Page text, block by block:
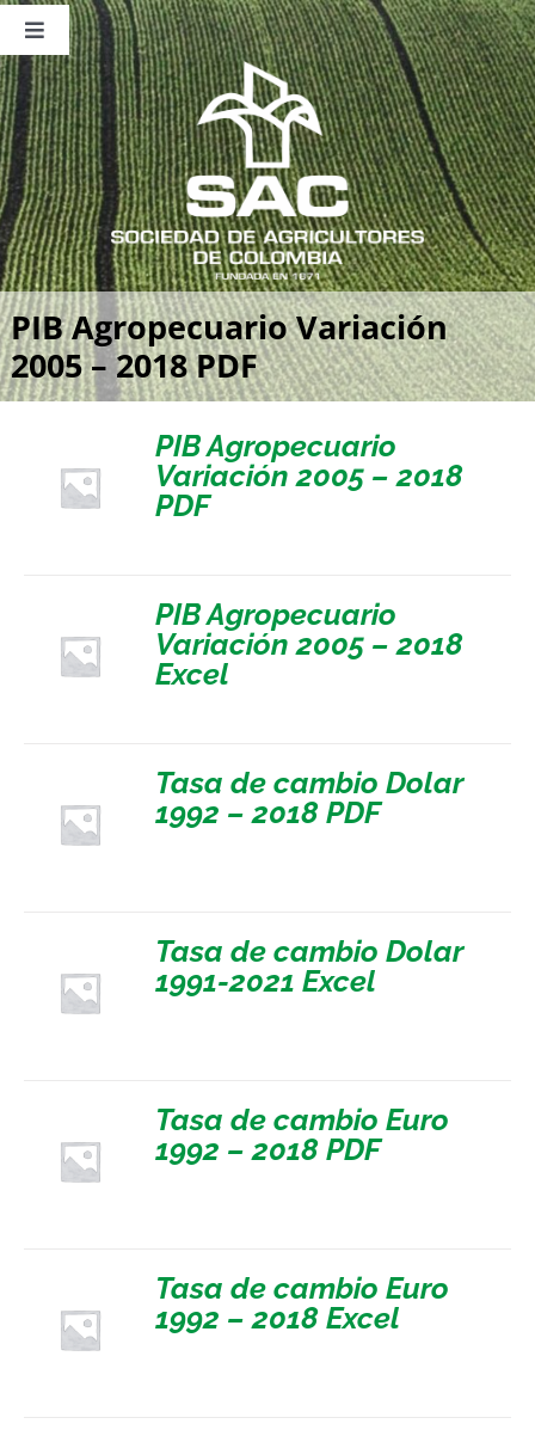
Saltar
contenido
Toggle
Navigation
Nosotros
Publicaciones
Sala de Prensa
Eventos
PIB Agropecuario Variación
2005 – 2018 PDF
PIB Agropecuario
Variación 2005 – 2018
PDF
PIB Agropecuario
Variación 2005 – 2018
Excel
Tasa de cambio Dolar
1992 – 2018 PDF
Tasa de cambio Dolar
1991-2021 Excel
Tasa de cambio Euro
1992 – 2018 PDF
Tasa de cambio Euro
1992 – 2018 Excel